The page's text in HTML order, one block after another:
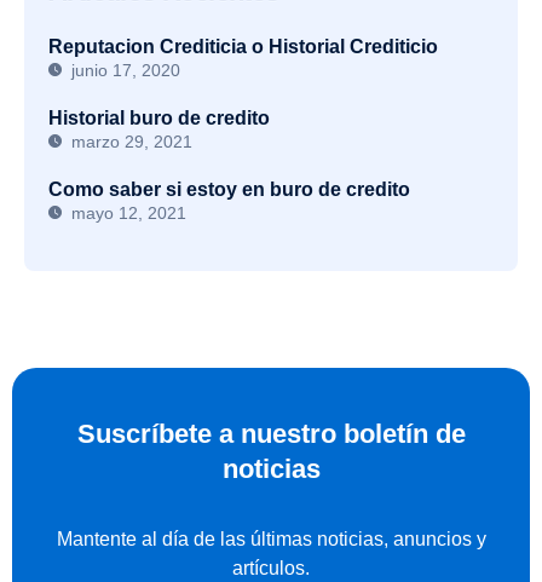
Reputacion Crediticia o Historial Crediticio
junio 17, 2020
Historial buro de credito
marzo 29, 2021
Como saber si estoy en buro de credito
mayo 12, 2021
Suscríbete a nuestro boletín de
noticias
Mantente al día de las últimas noticias, anuncios y
artículos.